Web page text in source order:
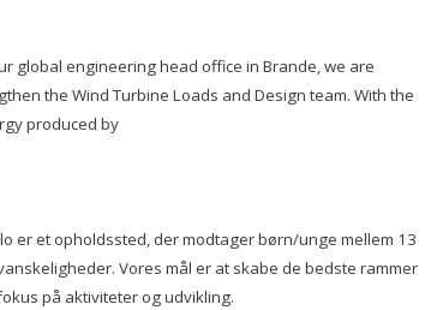
global engineering head office in Brande, we are
the Wind Turbine Loads and Design team. With the
produced by
er et opholdssted, der modtager børn/unge mellem 13
Vores mål er at skabe de bedste rammer
på aktiviteter og udvikling.